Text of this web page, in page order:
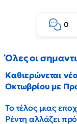
0
Όλες οι
Καθιερώνεται
Οκτωβρίου με
Το τέλος μιας
Ρέντη αλλάζει